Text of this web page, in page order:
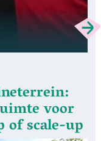
voor
of scale-up